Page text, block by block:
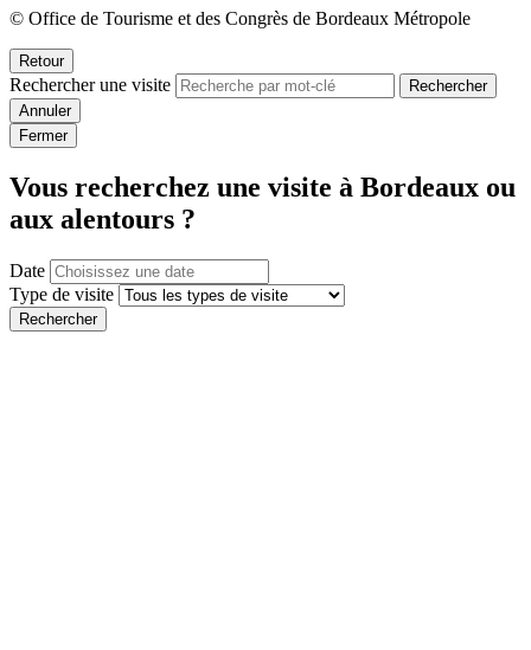
© Office de Tourisme et des Congrès de Bordeaux Métropole
Retour
Rechercher une visite
Rechercher
Annuler
Fermer
Vous recherchez une visite à Bordeaux ou
aux alentours ?
Date
Type de visite
Rechercher